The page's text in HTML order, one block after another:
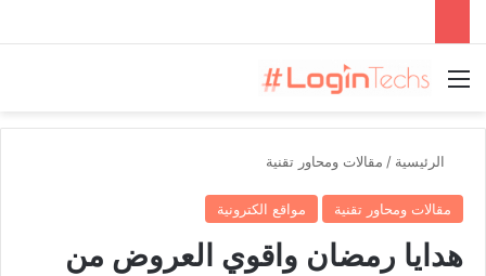
القائمة
الرئيسية / مقالات ومحاور تقنية
مقالات ومحاور تقنية مواقع الكترونية
هدايا رمضان واقوي العروض من